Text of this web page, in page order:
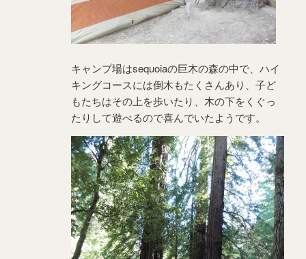
キャンプ場はsequoiaの巨木の森の中で、ハイ
キングコースには倒木もたくさんあり、子ど
もたちはその上を歩いたり、木の下をくぐっ
たりして遊べるので喜んでいたようです。